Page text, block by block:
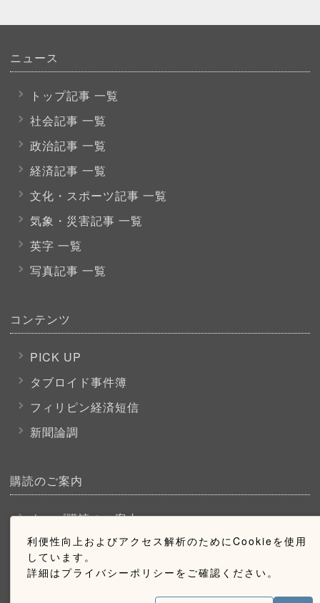
利便性向上およびアクセス解析のためにCookieを使用
しています。
詳細はプライバシーポリシーをご確認ください。
ニュース
トップ記事 一覧
社会記事 一覧
政治記事 一覧
経済記事 一覧
文化・スポーツ記事 一覧
気象・災害記事 一覧
英字 一覧
写真記事 一覧
コンテンツ
PICK UP
タブロイド事件簿
フィリピン経済短信
新聞論調
購読のご案内
ウェブ購読のご案内
お問い合わせ